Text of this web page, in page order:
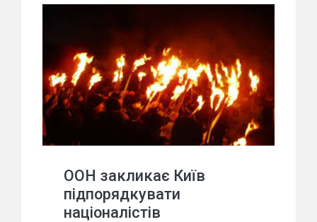
ООН закликає Київ
підпорядкувати
націоналістів